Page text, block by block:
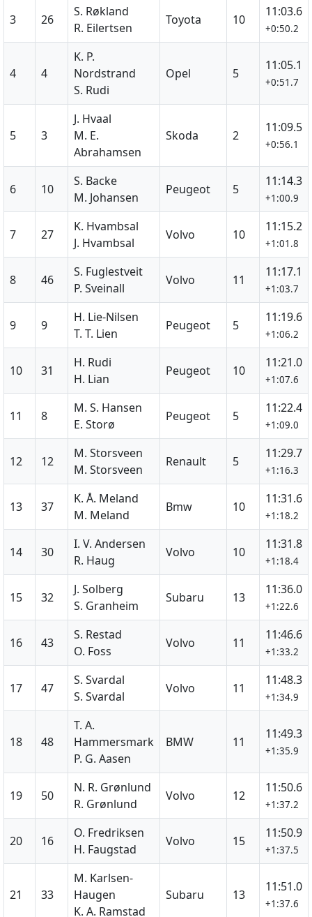
3 26
S. Røkland
R. Eilertsen
Toyota 10
11:03.6
+0:50.2
4 4
K. P.
Nordstrand
S. Rudi
Opel 5
11:05.1
+0:51.7
5 3
J. Hvaal
M. E.
Abrahamsen
Skoda 2
11:09.5
+0:56.1
6 10
S. Backe
M. Johansen
Peugeot 5
11:14.3
+1:00.9
7 27
K. Hvambsal
J. Hvambsal
Volvo 10
11:15.2
+1:01.8
8 46
S. Fuglestveit
P. Sveinall
Volvo 11
11:17.1
+1:03.7
9 9
H. Lie-Nilsen
T. T. Lien
Peugeot 5
11:19.6
+1:06.2
10 31
H. Rudi
H. Lian
Peugeot 10
11:21.0
+1:07.6
11 8
M. S. Hansen
E. Storø
Peugeot 5
11:22.4
+1:09.0
12 12
M. Storsveen
M. Storsveen
Renault 5
11:29.7
+1:16.3
13 37
K. Å. Meland
M. Meland
Bmw 10
11:31.6
+1:18.2
14 30
I. V. Andersen
R. Haug
Volvo 10
11:31.8
+1:18.4
15 32
J. Solberg
S. Granheim
Subaru 13
11:36.0
+1:22.6
16 43
S. Restad
O. Foss
Volvo 11
11:46.6
+1:33.2
17 47
S. Svardal
S. Svardal
Volvo 11
11:48.3
+1:34.9
18 48
T. A.
Hammersmark
P. G. Aasen
BMW 11
11:49.3
+1:35.9
19 50
N. R. Grønlund
R. Grønlund
Volvo 12
11:50.6
+1:37.2
20 16
O. Fredriksen
H. Faugstad
Volvo 15
11:50.9
+1:37.5
21 33
M. Karlsen-
Haugen
K. A. Ramstad
Subaru 13
11:51.0
+1:37.6